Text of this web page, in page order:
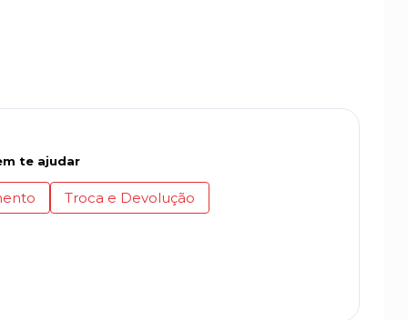
te ajudar
Troca e Devolução